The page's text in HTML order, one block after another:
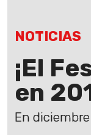
NOTICIAS
¡El
en
En